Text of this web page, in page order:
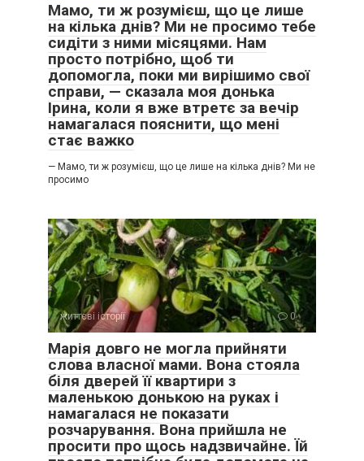
Мамо, ти ж розумієш, що це лише
на кілька днів? Ми не просимо тебе
сидіти з ними місяцями. Нам
просто потрібно, щоб ти
допомогла, поки ми вирішимо свої
справи, — сказала моя донька
Ірина, коли я вже втретє за вечір
намагалася пояснити, що мені
стає важко
— Мамо, ти ж розумієш, що це лише на кілька днів? Ми не
просимо
життєві історії 0
Марія довго не могла прийняти
слова власної мами. Вона стояла
біля дверей її квартири з
маленькою донькою на руках і
намагалася не показати
розчарування. Вона прийшла не
просити про щось надзвичайне. Їй